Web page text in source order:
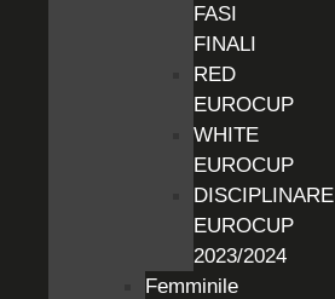
FASI
FINALI
RED
EUROCUP
WHITE
EUROCUP
DISCIPLINARE
EUROCUP
2023/2024
Femminile